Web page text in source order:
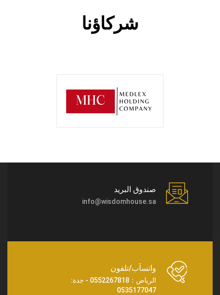
شركاؤنا
صندوق البريد
info@wisdomhouse.sa
واتسآب/تلفون
الرياض：0552267818 - جدة:
0535177047